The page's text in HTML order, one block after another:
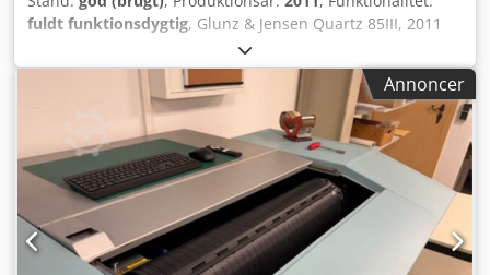
fuldt funktionsdygtig, Glunz & Jensen Quartz 85III, 2011
online pladefremkalder til termiske metalplader 85 cm
indføringsbredde, inkl. køleenhed rengjort og testet Cjdpfx
Aszf Ivzec Asha Alle tilbud er betinget af forudgående salg.
Annoncer